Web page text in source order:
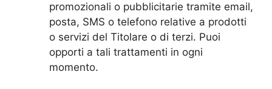
promozionali o pubblicitarie tramite email,
posta, SMS o telefono relative a prodotti
o servizi del Titolare o di terzi. Puoi
opporti a tali trattamenti in ogni
momento.